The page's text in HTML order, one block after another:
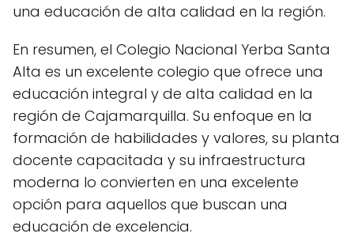
una educación de alta calidad en la región.
En resumen, el Colegio Nacional Yerba Santa
Alta es un excelente colegio que ofrece una
educación integral y de alta calidad en la
región de Cajamarquilla. Su enfoque en la
formación de habilidades y valores, su planta
docente capacitada y su infraestructura
moderna lo convierten en una excelente
opción para aquellos que buscan una
educación de excelencia.